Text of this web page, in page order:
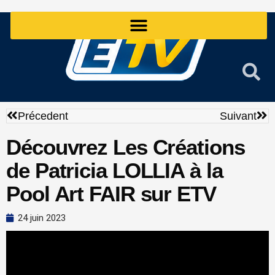
Précédent
Précedent Suivant
Découvrez Les Créations
de Patricia LOLLIA à la
Pool Art FAIR sur ETV
24 juin 2023